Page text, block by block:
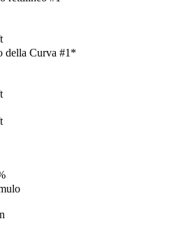
della Curva #1 *